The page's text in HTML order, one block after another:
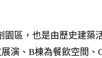
區，也是由歷史建
演、B棟為餐飲空間